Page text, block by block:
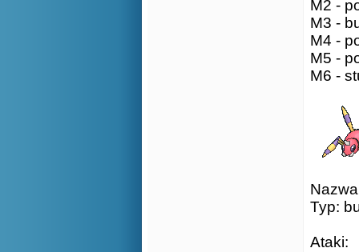
M2 -
M3 -
M4 -
M5 -
M6 -
Typ:
Ataki: